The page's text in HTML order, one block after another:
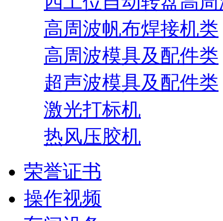
高周波帆布焊接机类
高周波模具及配件类
超声波模具及配件类
激光打标机
热风压胶机
荣誉证书
操作视频